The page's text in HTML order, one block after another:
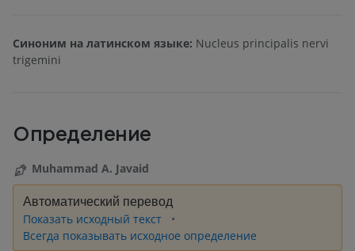
Синоним на латинском языке: Nucleus principalis nervi
trigemini
Определение
Muhammad A. Javaid
Автоматический перевод
Показать исходный текст
Всегда показывать исходное определение